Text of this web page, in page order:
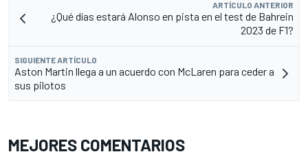
ARTÍCULO ANTERIOR
¿Qué días estará Alonso en pista en el test de Bahrein
2023 de F1?
SIGUIENTE ARTÍCULO
Aston Martin llega a un acuerdo con McLaren para ceder a
sus pilotos
MEJORES COMENTARIOS